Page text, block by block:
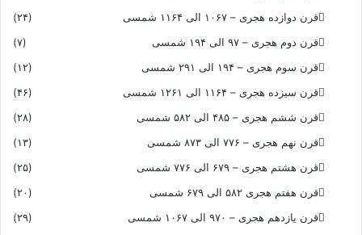
قرن دوازده هجری – ۱۰۶۷ الی ۱۱۶۴ شمسی
(۲۴)
قرن دوم هجری – ۹۷ الی ۱۹۴ شمسی
(۷)
قرن سوم هجری – ۱۹۴ الی ۲۹۱ شمسی
(۱۲)
قرن سیزده هجری – ۱۱۶۴ الی ۱۲۶۱ شمسی
(۴۶)
قرن ششم هجری – ۴۸۵ الی ۵۸۲ شمسی
(۲۸)
قرن نهم هجری – ۷۷۶ الی ۸۷۳ شمسی
(۱۳)
قرن هشتم هجری – ۶۷۹ الی ۷۷۶ شمسی
(۲۵)
قرن هفتم هجری ۵۸۲ الی ۶۷۹ شمسی
(۲۰)
قرن یازدهم هجری – ۹۷۰ الی ۱۰۶۷ شمسی
(۲۹)